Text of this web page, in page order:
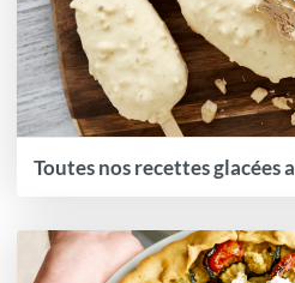
Toutes nos recettes glacées